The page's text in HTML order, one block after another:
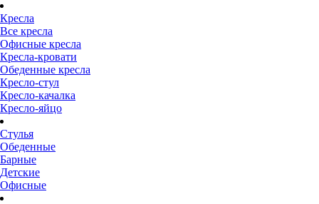
Кресла
Все кресла
Офисные кресла
Кресла-кровати
Обеденные кресла
Кресло-стул
Кресло-качалка
Кресло-яйцо
Стулья
Обеденные
Барные
Детские
Офисные